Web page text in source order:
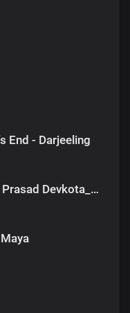
End - Darjeeling
Pagal Kavita - Laxmi Prasad Devkota_लक्ष्मी प्रसाद देवकोटाको मनछुने कविता पागल_RjSamirTheStoryteller